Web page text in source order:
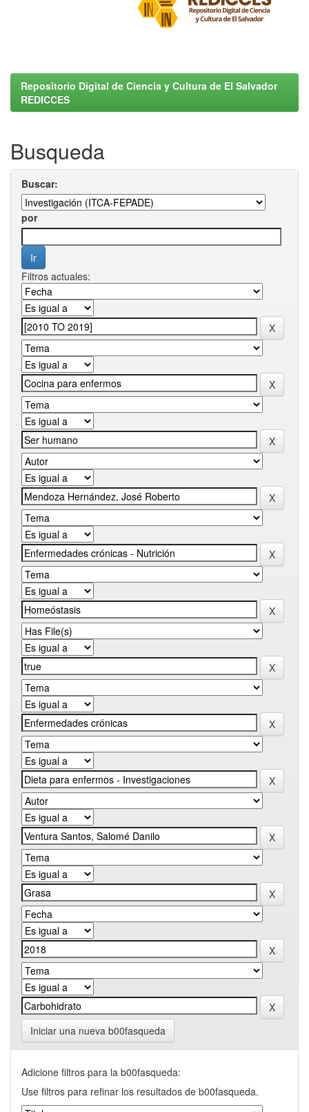
Repositorio Digital de Ciencia y Cultura de El Salvador
REDICCES
Busqueda
Buscar:
por
Filtros actuales:
Iniciar una nueva b00fasqueda
Adicione filtros para la b00fasqueda:
Use filtros para refinar los resultados de b00fasqueda.